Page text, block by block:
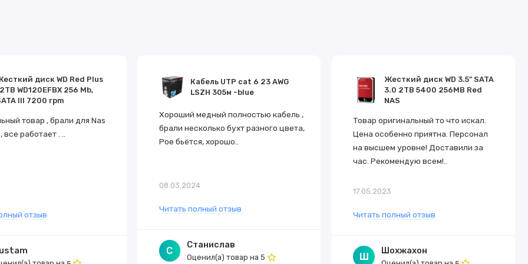
Efficient Ethernet), которая позволяет быстро переходить из стандартного режима работы в экономичный режим с
автоматически регулирует его скорость в зависимости от температуры окружающей среды, снижая
использует два флеш-чипа, чтобы хранить программы загрузки системы, обеспечивать резервную загрузку на
диск WD Red Plus
WD120EFBX 256 Mb,
III 7200 rpm
товар , брали для Nas
все работает . ..
отзыв
Кабель UTP cat 6 23 AWG
LSZH 305м -blue
Хороший медный полностью кабель ,
брали несколько бухт разного цвета,
Poe бьётся, хорошо..
08.03.2024
Читать полный отзыв
С
Станислав
Оценил(а) товар на5
Жесткий диск WD 3.5" SATA
3.0 2TB 5400 256MB Red
NAS
Товар оригинальный то что искал.
Цена особенно приятна. Персонал
на высшем уровне! Доставили за
час. Рекомендую всем!..
17.05.2023
Читать полный отзыв
Ш
Шохжахон